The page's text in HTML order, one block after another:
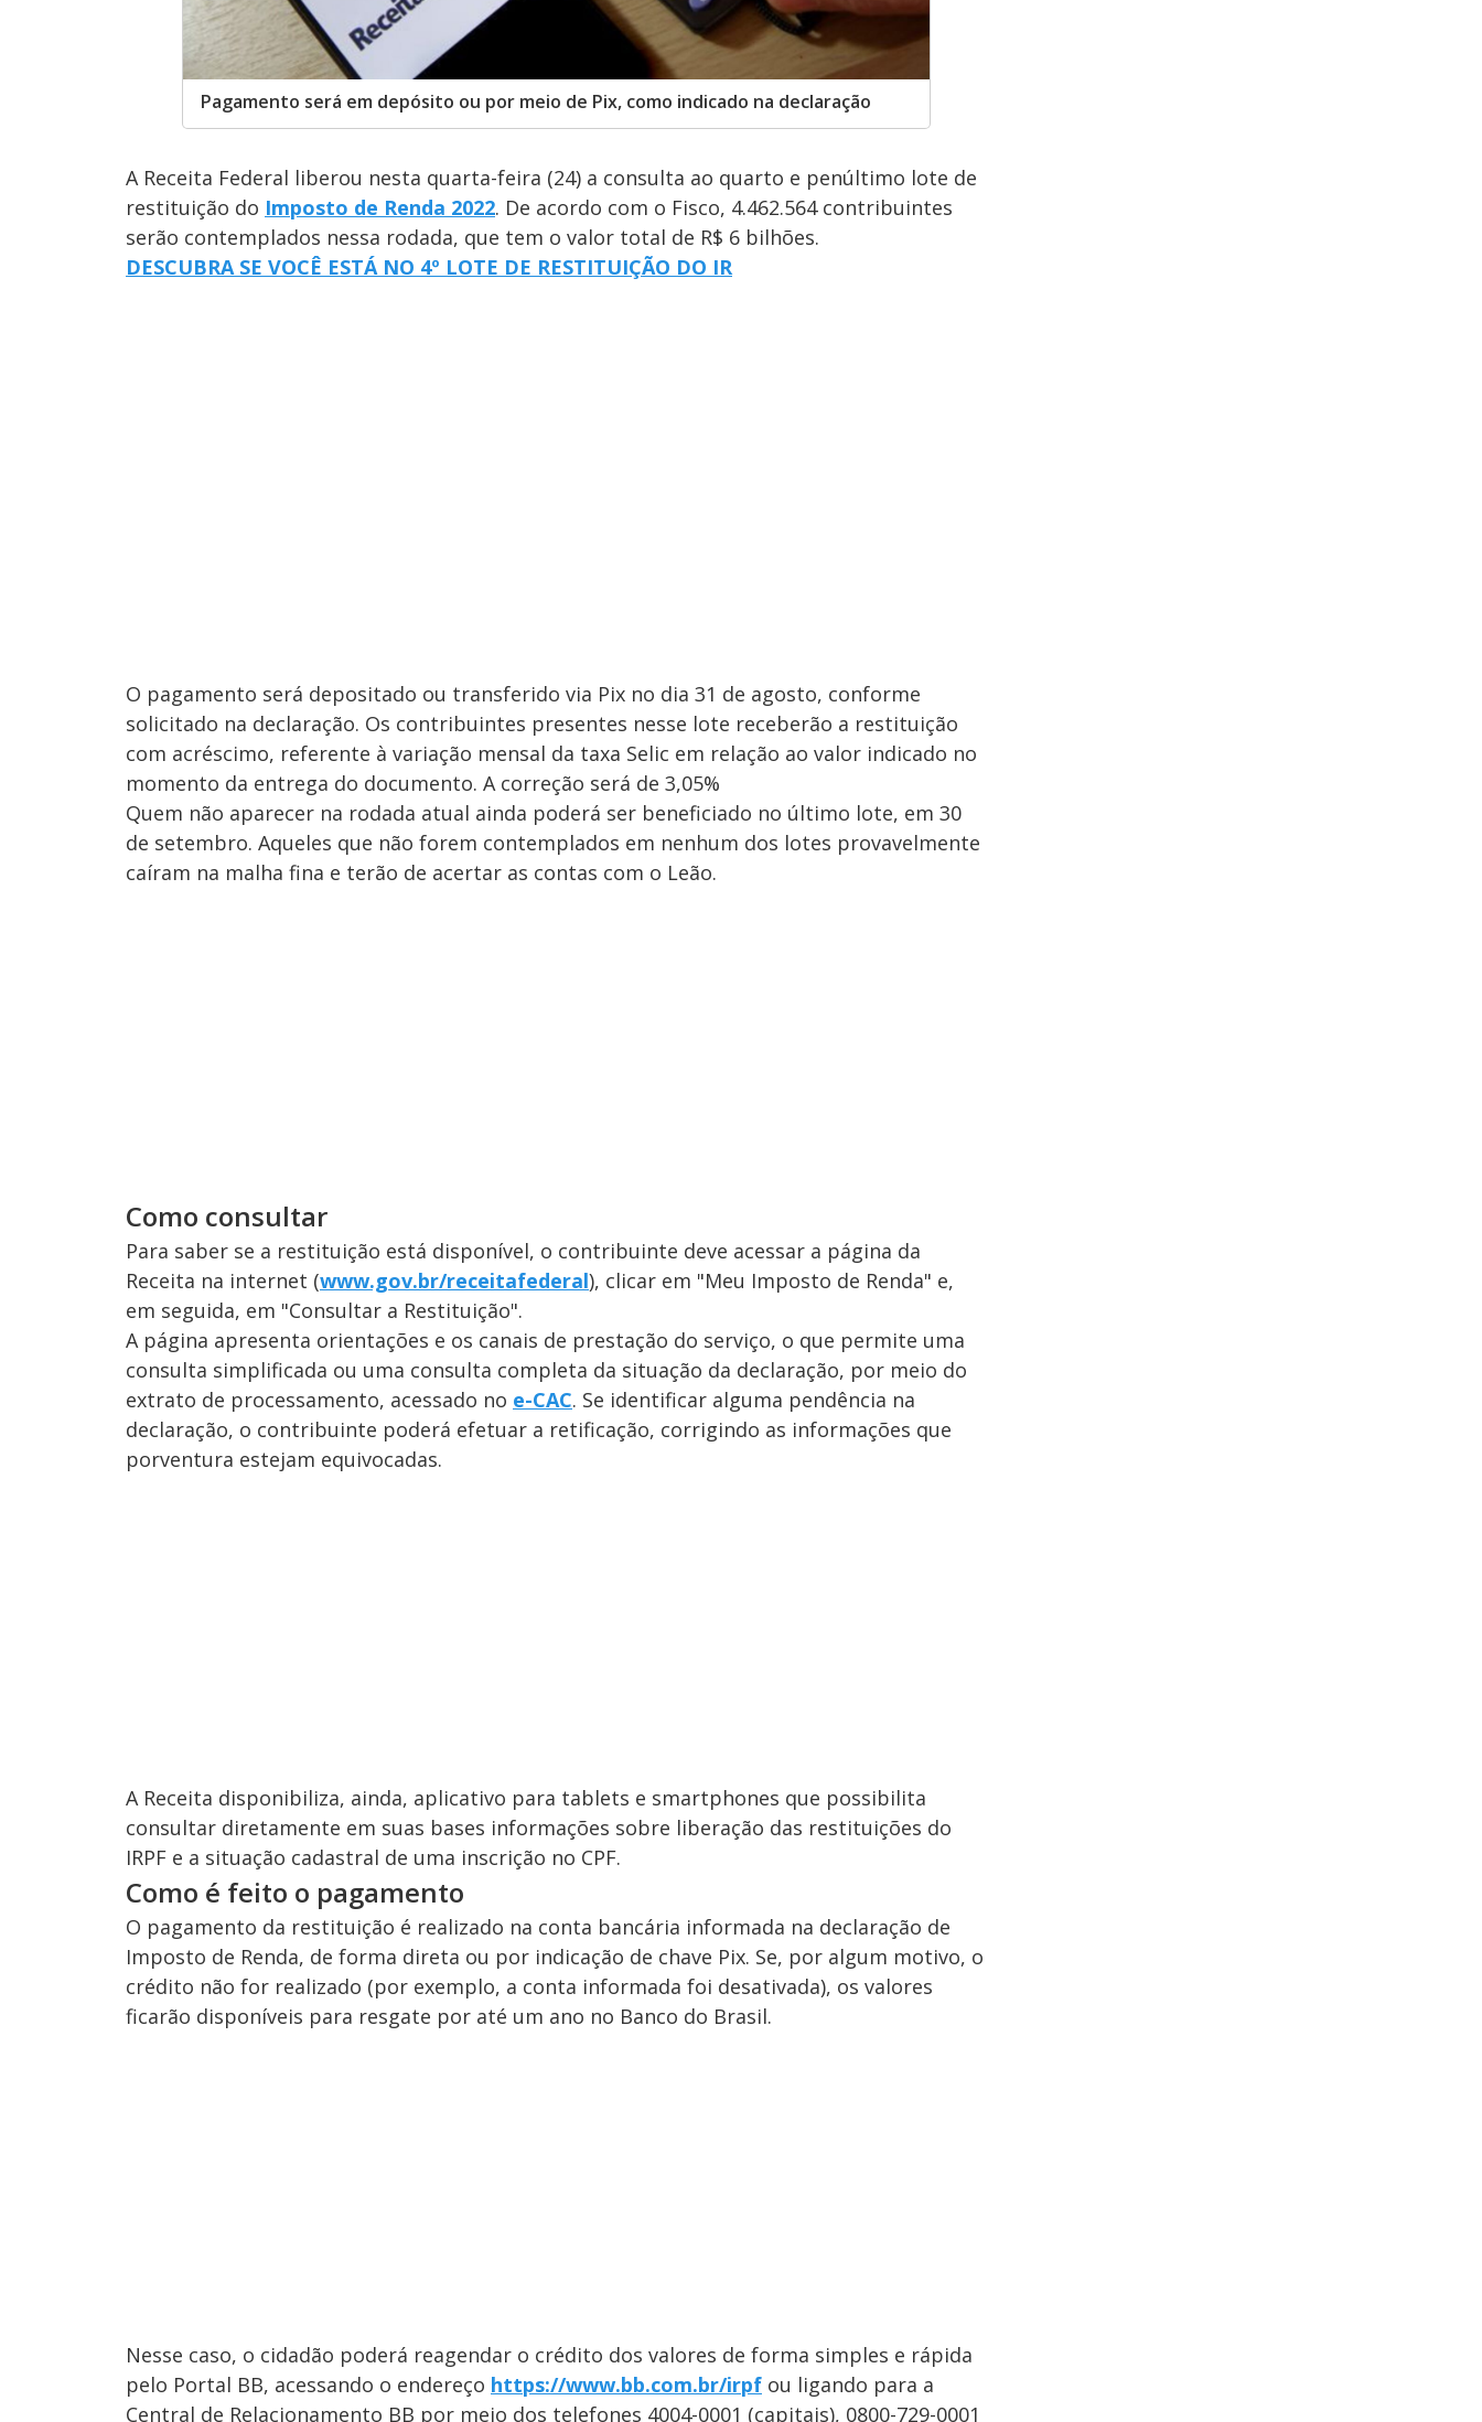
Pagamento será em depósito ou por meio de Pix, como indicado na declaração
A Receita Federal liberou nesta quarta-feira (24) a consulta ao quarto e penúltimo lote de
restituição do Imposto de Renda 2022. De acordo com o Fisco, 4.462.564 contribuintes
serão contemplados nessa rodada, que tem o valor total de R$ 6 bilhões.
DESCUBRA SE VOCÊ ESTÁ NO 4º LOTE DE RESTITUIÇÃO DO IR
O pagamento será depositado ou transferido via Pix no dia 31 de agosto, conforme
solicitado na declaração. Os contribuintes presentes nesse lote receberão a restituição
com acréscimo, referente à variação mensal da taxa Selic em relação ao valor indicado no
momento da entrega do documento. A correção será de 3,05%
Quem não aparecer na rodada atual ainda poderá ser beneficiado no último lote, em 30
de setembro. Aqueles que não forem contemplados em nenhum dos lotes provavelmente
caíram na malha fina e terão de acertar as contas com o Leão.
Como consultar
Para saber se a restituição está disponível, o contribuinte deve acessar a página da
Receita na internet (www.gov.br/receitafederal), clicar em "Meu Imposto de Renda" e,
em seguida, em "Consultar a Restituição".
A página apresenta orientações e os canais de prestação do serviço, o que permite uma
consulta simplificada ou uma consulta completa da situação da declaração, por meio do
extrato de processamento, acessado no e-CAC. Se identificar alguma pendência na
declaração, o contribuinte poderá efetuar a retificação, corrigindo as informações que
porventura estejam equivocadas.
A Receita disponibiliza, ainda, aplicativo para tablets e smartphones que possibilita
consultar diretamente em suas bases informações sobre liberação das restituições do
IRPF e a situação cadastral de uma inscrição no CPF.
Como é feito o pagamento
O pagamento da restituição é realizado na conta bancária informada na declaração de
Imposto de Renda, de forma direta ou por indicação de chave Pix. Se, por algum motivo, o
crédito não for realizado (por exemplo, a conta informada foi desativada), os valores
ficarão disponíveis para resgate por até um ano no Banco do Brasil.
Nesse caso, o cidadão poderá reagendar o crédito dos valores de forma simples e rápida
pelo Portal BB, acessando o endereço https://www.bb.com.br/irpf ou ligando para a
Central de Relacionamento BB por meio dos telefones 4004-0001 (capitais), 0800-729-0001